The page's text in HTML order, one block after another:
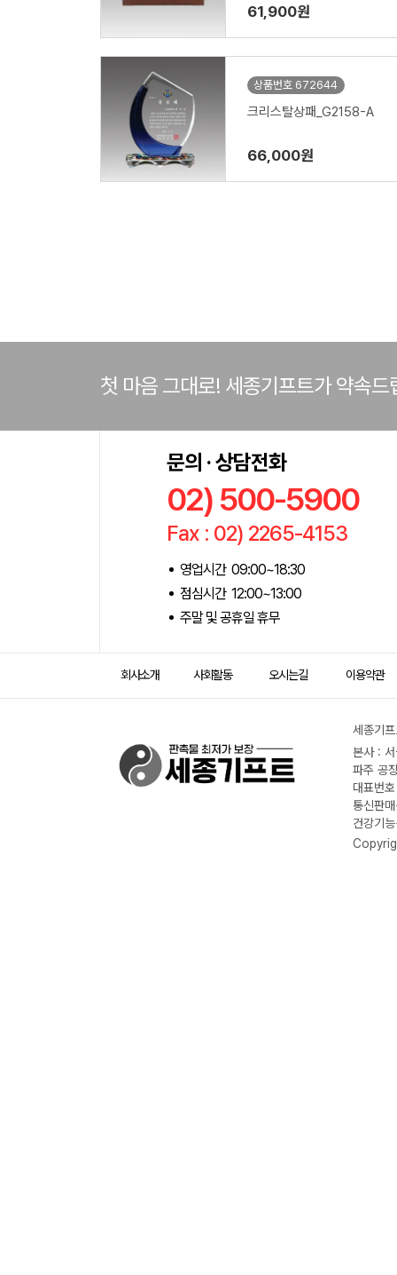
61,900원
상품번호 672644
크리스탈상패_G2158-A
66,000원
첫 마음 그대로! 세종기프트가 약속드
문의 · 상담전화
02) 500-5900
Fax : 02) 2265-4153
영업시간 09:00~18:30
점심시간 12:00~13:00
주말 및 공휴일 휴무
회사소개 사회활동 오시는길 이용약관
세종기
본사 :
파주 공
대표번
통신판
건강기